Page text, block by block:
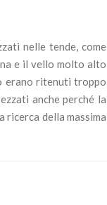
nelle tende, come
e il vello molto alto
erano ritenuti troppo
anche perché la
ricerca della massima